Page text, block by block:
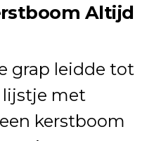
Altijd
grap leidde tot
met
kerstboom